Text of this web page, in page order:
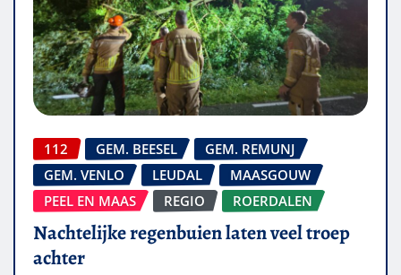
112 GEM. BEESEL
GEM. REMUNJ
GEM. VENLO
LEUDAL
MAASGOUW
PEEL EN MAAS
REGIO ROERDALEN
Nachtelijke regenbuien laten veel troep
achter